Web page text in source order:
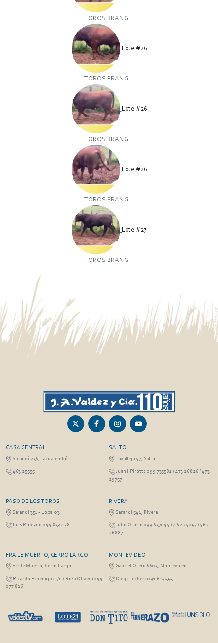
TOROS BRANG...
Lote #26
TOROS BRANG...
Lote #26
TOROS BRANG...
Lote #26
TOROS BRANG...
Lote #27
TOROS BRANG...
CASA CENTRAL
Sarandí 236, Tacuarembó
463 25555
SALTO
Lavalleja 47, Salto
Juan I.Pirotto 099 735581 / 473 26826 / 473
29757
PASO DE LOS TOROS
Sarandí 351 - Local 03
Luis Romano 099 833 478
RIVERA
Sarandí 541, Rivera
Julio Osorio 099 637094 / 462 24057 / 462
26887
FRAILE MUERTO, CERRO LARGO
Fraile Muerto, Cerro Largo
Ricardo Echenique s/n / Rosa Olivera 099
077 826
MONTEVIDEO
Gabriel Otero 6603, Montevideo
Diego Techera 091 615 555